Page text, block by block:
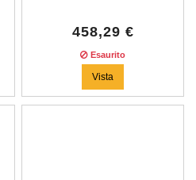
458,29 €
Esaurito
Vista